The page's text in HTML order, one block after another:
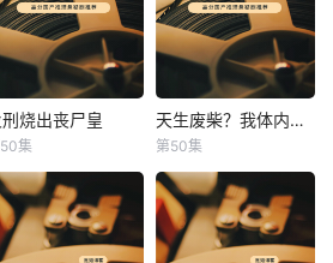
火刑烧出丧尸皇
烧出丧尸皇
集
天生废柴？我体内有神血 天生废柴？我体内有神血
第50集